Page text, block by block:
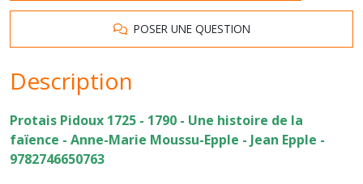
POSER UNE QUESTION
Description
Protais Pidoux 1725 - 1790 - Une histoire de la
faïence - Anne-Marie Moussu-Epple - Jean Epple -
9782746650763